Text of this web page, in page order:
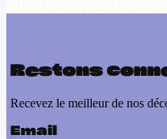
Restons
Recevez le meilleur de nos
Email